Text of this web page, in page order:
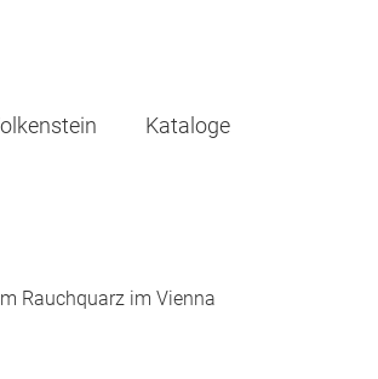
Kataloge
Rauchquarz im Vienna